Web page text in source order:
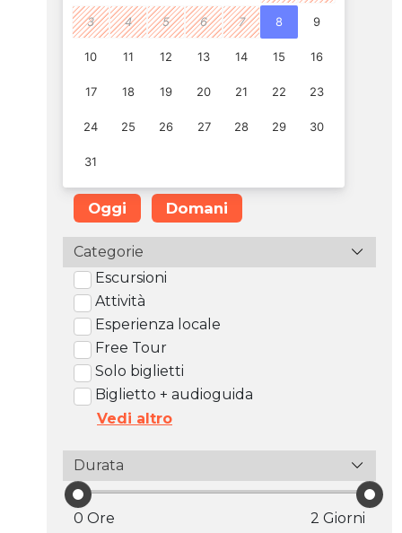
Oggi Domani
Categorie
Escursioni
Attività
Esperienza locale
Free Tour
Solo biglietti
Biglietto + audioguida
Vedi altro
Durata
0 Ore 2 Giorni